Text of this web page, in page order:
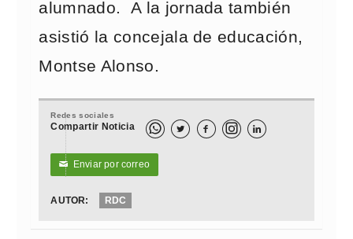
alumnado. A la jornada también
asistió la concejala de educación,
Montse Alonso.
Redes sociales
Compartir Noticia   
✉ Enviar por correo
AUTOR: RDC